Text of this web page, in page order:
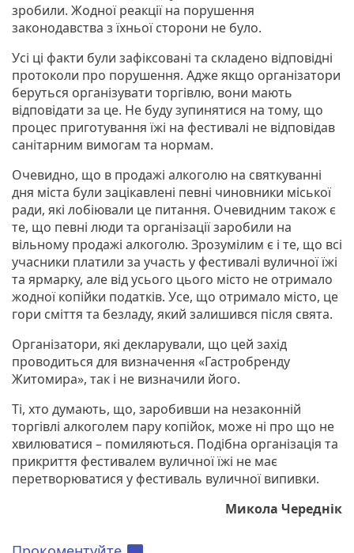
зробили. Жодної реакції на порушення
законодавства з їхньої сторони не було.
Усі ці факти були зафіксовані та складено відповідні
протоколи про порушення. Адже якщо організатори
беруться організувати торгівлю, вони мають
відповідати за це. Не буду зупинятися на тому, що
процес приготування їжі на фестивалі не відповідав
санітарним вимогам та нормам.
Очевидно, що в продажі алкоголю на святкуванні
дня міста були зацікавлені певні чиновники міської
ради, які лобіювали це питання. Очевидним також є
те, що певні люди та організації заробили на
вільному продажі алкоголю. Зрозумілим є і те, що всі
учасники платили за участь у фестивалі вуличної їжі
та ярмарку, але від усього цього місто не отримало
жодної копійки податків. Усе, що отримало місто, це
гори сміття та безладу, який залишився після свята.
Організатори, які декларували, що цей захід
проводиться для визначення «Гастробренду
Житомира», так і не визначили його.
Ті, хто думають, що, заробивши на незаконній
торгівлі алкоголем пару копійок, може ні про що не
хвилюватися – помиляються. Подібна організація та
прикриття фестивалем вуличної їжі не має
перетворюватися у фестиваль вуличної випивки.
Микола Череднік